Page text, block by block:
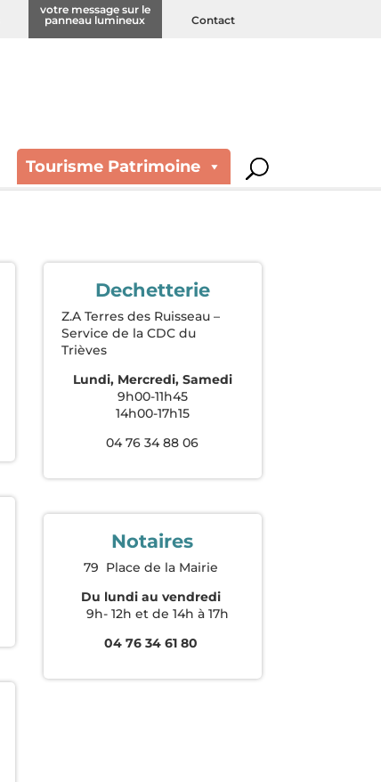
votre message sur le
panneau lumineux
Contact
Tourisme Patrimoine
Dechetterie
Z.A Terres des Ruisseau –
Service de la CDC du
Trièves
Lundi, Mercredi, Samedi
9h00-11h45
14h00-17h15
04 76 34 88 06
Notaires
79 Place de la Mairie
Du lundi au vendredi
9h- 12h et de 14h à 17h
04 76 34 61 80